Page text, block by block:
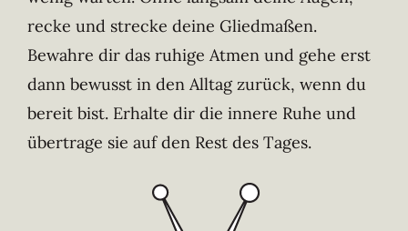
recke und strecke deine Gliedmaßen.
Bewahre dir das ruhige Atmen und gehe erst
dann bewusst in den Alltag zurück, wenn du
bereit bist. Erhalte dir die innere Ruhe und
übertrage sie auf den Rest des Tages.